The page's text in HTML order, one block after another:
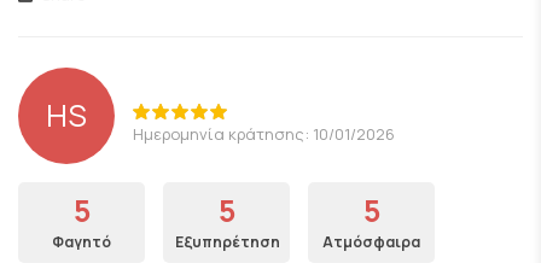
HS Ημερομηνία κράτησης: 10/01/2026
5
Φαγητό
5
Εξυπηρέτηση
5
Ατμόσφαιρα